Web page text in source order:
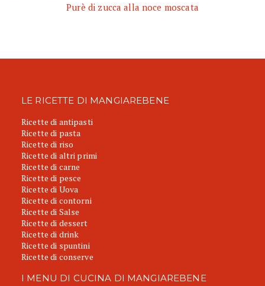
Purè di zucca alla noce moscata
LE RICETTE DI MANGIAREBENE
Ricette di antipasti
Ricette di pasta
Ricette di riso
Ricette di altri primi
Ricette di carne
Ricette di pesce
Ricette di Uova
Ricette di contorni
Ricette di Salse
Ricette di dessert
Ricette di drink
Ricette di spuntini
Ricette di conserve
I MENU DI CUCINA DI MANGIAREBENE